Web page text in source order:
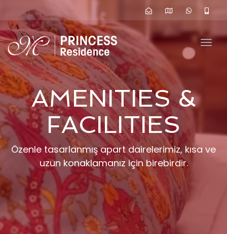
AMENITIES &
FACILITIES
Özenle tasarlanmış apart dairelerimiz, kısa ve
uzun konaklamanız için birebirdir.